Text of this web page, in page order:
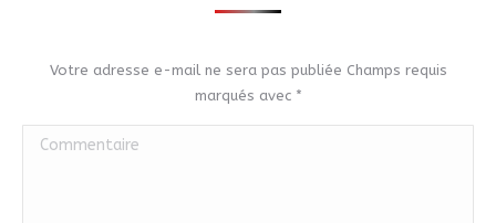
Votre adresse e-mail ne sera pas publiée Champs requis
marqués avec *
Commentaire